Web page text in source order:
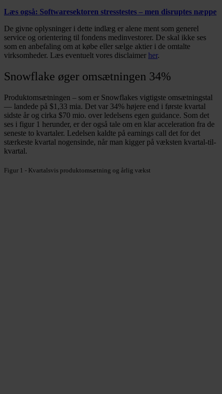
Læs også: Softwaresektoren stresstestes – men disruptes næppe
De givne oplysninger i dette indlæg er alene ment som generel
service og orientering til fondens medinvestorer. De skal ikke ses
som en anbefaling om at købe eller sælge aktier i de omtalte
virksomheder. Læs eventuelt vores disclaimer her.
Snowflake øger omsætningen 34%
Produktomsætningen – som er Snowflakes vigtigste omsætningstal
— landede på $1,33 mia. Det var 34% højere end i første kvartal
sidste år og cirka $70 mio. over ledelsens egen guidance. Som det
ses i figur 1 herunder, er der også tale om en klar acceleration fra de
seneste to kvartaler. Ledelsen kaldte på earnings call det for det
stærkeste kvartal nogensinde, når man kigger på væksten kvartal-til-
kvartal.
Figur 1 - Kvartalsvis produktomsætning og årlig vækst